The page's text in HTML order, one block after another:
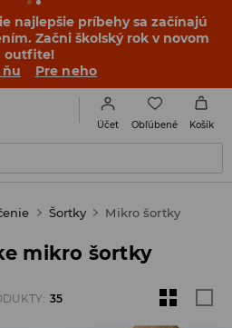
najlepšie príbehy sa začínajú
Začni školský rok v novom
outfite!
ňu
Pre neho
Účet Obľúbené Košík
Šortky Mikro šortky
mikro šortky
: 35